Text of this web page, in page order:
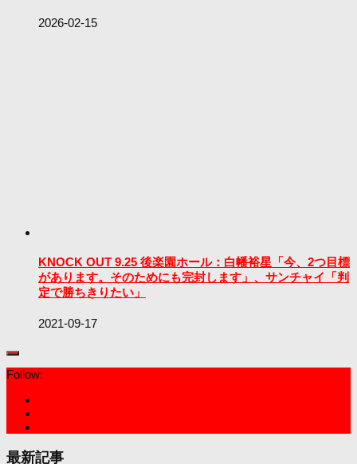
2026-02-15
KNOCK OUT 9.25 後楽園ホール：白幡裕星「今、2つ目標
があります。そのためにも完封します」、サンチャイ「判
定で勝ちきりたい」
2021-09-17
Follow:
最新記事